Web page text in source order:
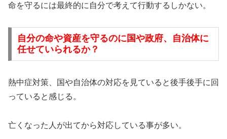
命を守るには最終的に自分で考えて行動するしかない。
自分の命や資産を守るのに国や政府、自治体に
任せていられるか？
熱中症対策、国や自治体の対応を見ていると後手後手に回
っていると感じる。
亡くなった人が出てから対応している事が多い。